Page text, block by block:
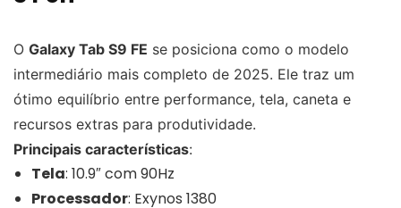
O Galaxy Tab S9 FE se posiciona como o modelo
intermediário mais completo de 2025. Ele traz um
ótimo equilíbrio entre performance, tela, caneta e
recursos extras para produtividade.
Principais características:
Tela: 10.9″ com 90Hz
Processador: Exynos 1380